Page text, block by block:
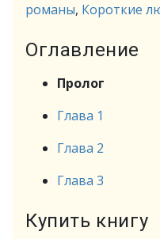
романы, Короткие
Оглавление
Пролог
Глава 1
Глава 2
Глава 3
Купить книгу